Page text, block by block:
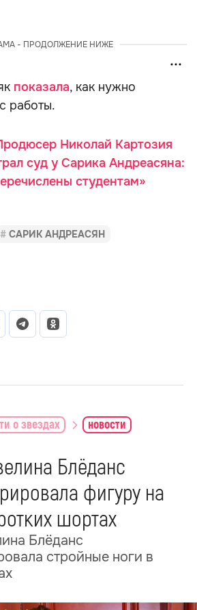
- ПРОДОЛЖЕНИЕ НИЖЕ
показала, как нужно
работы.
Николай Картозия
суд у Сарика Андреасяна:
студентам»
САРИК АНДРЕАСЯН
о звездах новости
Блёданс
фигуру на
шортах
Блёданс
стройные ноги в